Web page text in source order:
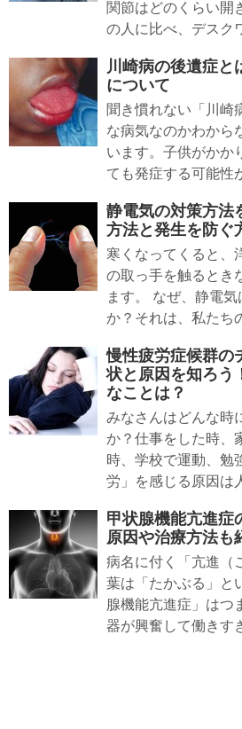
関節はどのくらい開
の人に比べ、デスク
川崎病の後遺症と
について
聞き慣れない「川崎
な病気なのかわから
います。子供がかか
ても発症する可能性
静電気の対策方法
方法と発生を防ぐ
寒くなってくると、
の取っ手を触るとき
ます。 なぜ、静電
か？それは、私たち
慢性疲労症候群の
状と原因を知ろう
なことは？
みなさんはどんな時
か？仕事をした時、
時、学校で運動、勉
労」を感じる原因は
甲状腺機能亢進症
原因や治療方法も
病名に付く「亢進（
葉は「たかぶる」と
腺機能亢進症」はつ
器が興奮して働きす